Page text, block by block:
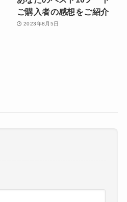
ご購入者の感想をご紹介
2023年8月5日